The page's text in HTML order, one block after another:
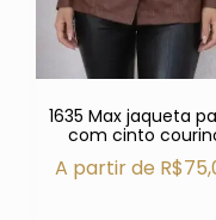
1635 Max jaqueta
com cinto
A partir de R$